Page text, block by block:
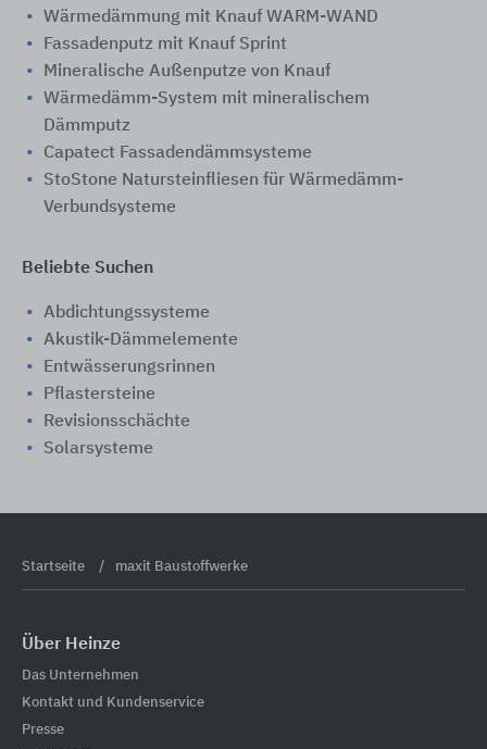
Wärmedämmung mit Knauf WARM-WAND
Fassadenputz mit Knauf Sprint
Mineralische Außenputze von Knauf
Wärmedämm-System mit mineralischem
Dämmputz
Capatect Fassadendämmsysteme
StoStone Natursteinfliesen für Wärmedämm-
Verbundsysteme
Beliebte Suchen
Abdichtungssysteme
Akustik-Dämmelemente
Entwässerungsrinnen
Pflastersteine
Revisionsschächte
Solarsysteme
Startseite maxit Baustoffwerke
Über Heinze
Das Unternehmen
Kontakt und Kundenservice
Presse